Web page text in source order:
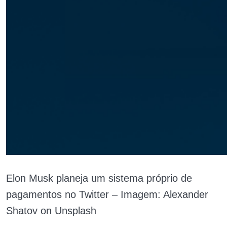
Elon Musk planeja um sistema próprio de
pagamentos no Twitter – Imagem: Alexander
Shatov on Unsplash